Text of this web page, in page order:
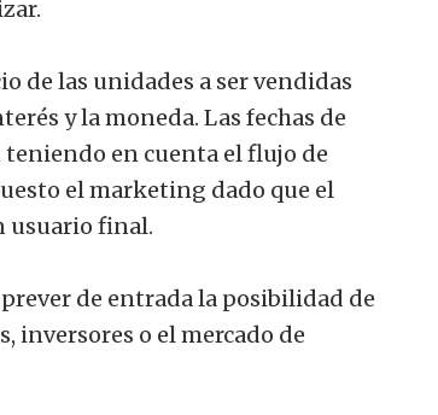
de las unidades a ser vendidas
y la moneda. Las fechas de
en cuenta el flujo de
el marketing dado que el
usuario final.
prever de entrada la posibilidad de
inversores o el mercado de